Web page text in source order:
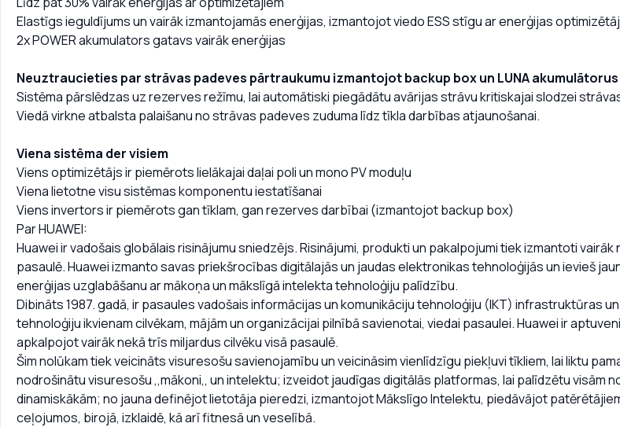
Elastīgs ieguldījums un vairāk izmantojamās enerģijas, izmantojot viedo ESS stīgu ar enerģijas
2x POWER akumulators gatavs vairāk enerģijas
Neuztraucieties par strāvas padeves pārtraukumu izmantojot backup box un LUNA akumulātorus
Sistēma pārslēdzas uz rezerves režīmu, lai automātiski piegādātu avārijas strāvu kritiskajai slodzei
Viedā virkne atbalsta palaišanu no strāvas padeves zuduma līdz tīkla darbības atjaunošanai.
Viena sistēma der visiem
Viens optimizētājs ir piemērots lielākajai daļai poli un mono PV moduļu
Viena lietotne visu sistēmas komponentu iestatīšanai
Viens invertors ir piemērots gan tīklam, gan rezerves darbībai (izmantojot backup box)
Par HUAWEI:
Huawei ir vadošais globālais risinājumu sniedzējs. Risinājumi, produkti un pakalpojumi tiek izmantoti
pasaulē. Huawei izmanto savas priekšrocības digitālajās un jaudas elektronikas tehnoloģijās un ievieš
enerģijas uzglabāšanu ar mākoņa un mākslīgā intelekta tehnoloģiju palīdzību.
Dibināts 1987. gadā, ir pasaules vadošais informācijas un komunikāciju tehnoloģiju (IKT) infrastruktūras
tehnoloģiju ikvienam cilvēkam, mājām un organizācijai pilnībā savienotai, viedai pasaulei. Huawei ir
apkalpojot vairāk nekā trīs miljardus cilvēku visā pasaulē.
Šim nolūkam tiek veicināts visuresošu savienojamību un veicināsim vienlīdzīgu piekļuvi tīkliem, lai liktu
nodrošinātu visuresošu ,,mākoni,, un intelektu; izveidot jaudīgas digitālās platformas, lai palīdzētu visām
dinamiskākām; no jauna definējot lietotāja pieredzi, izmantojot Mākslīgo Intelektu, piedāvājot
ceļojumos, birojā, izklaidē, kā arī fitnesā un veselībā.